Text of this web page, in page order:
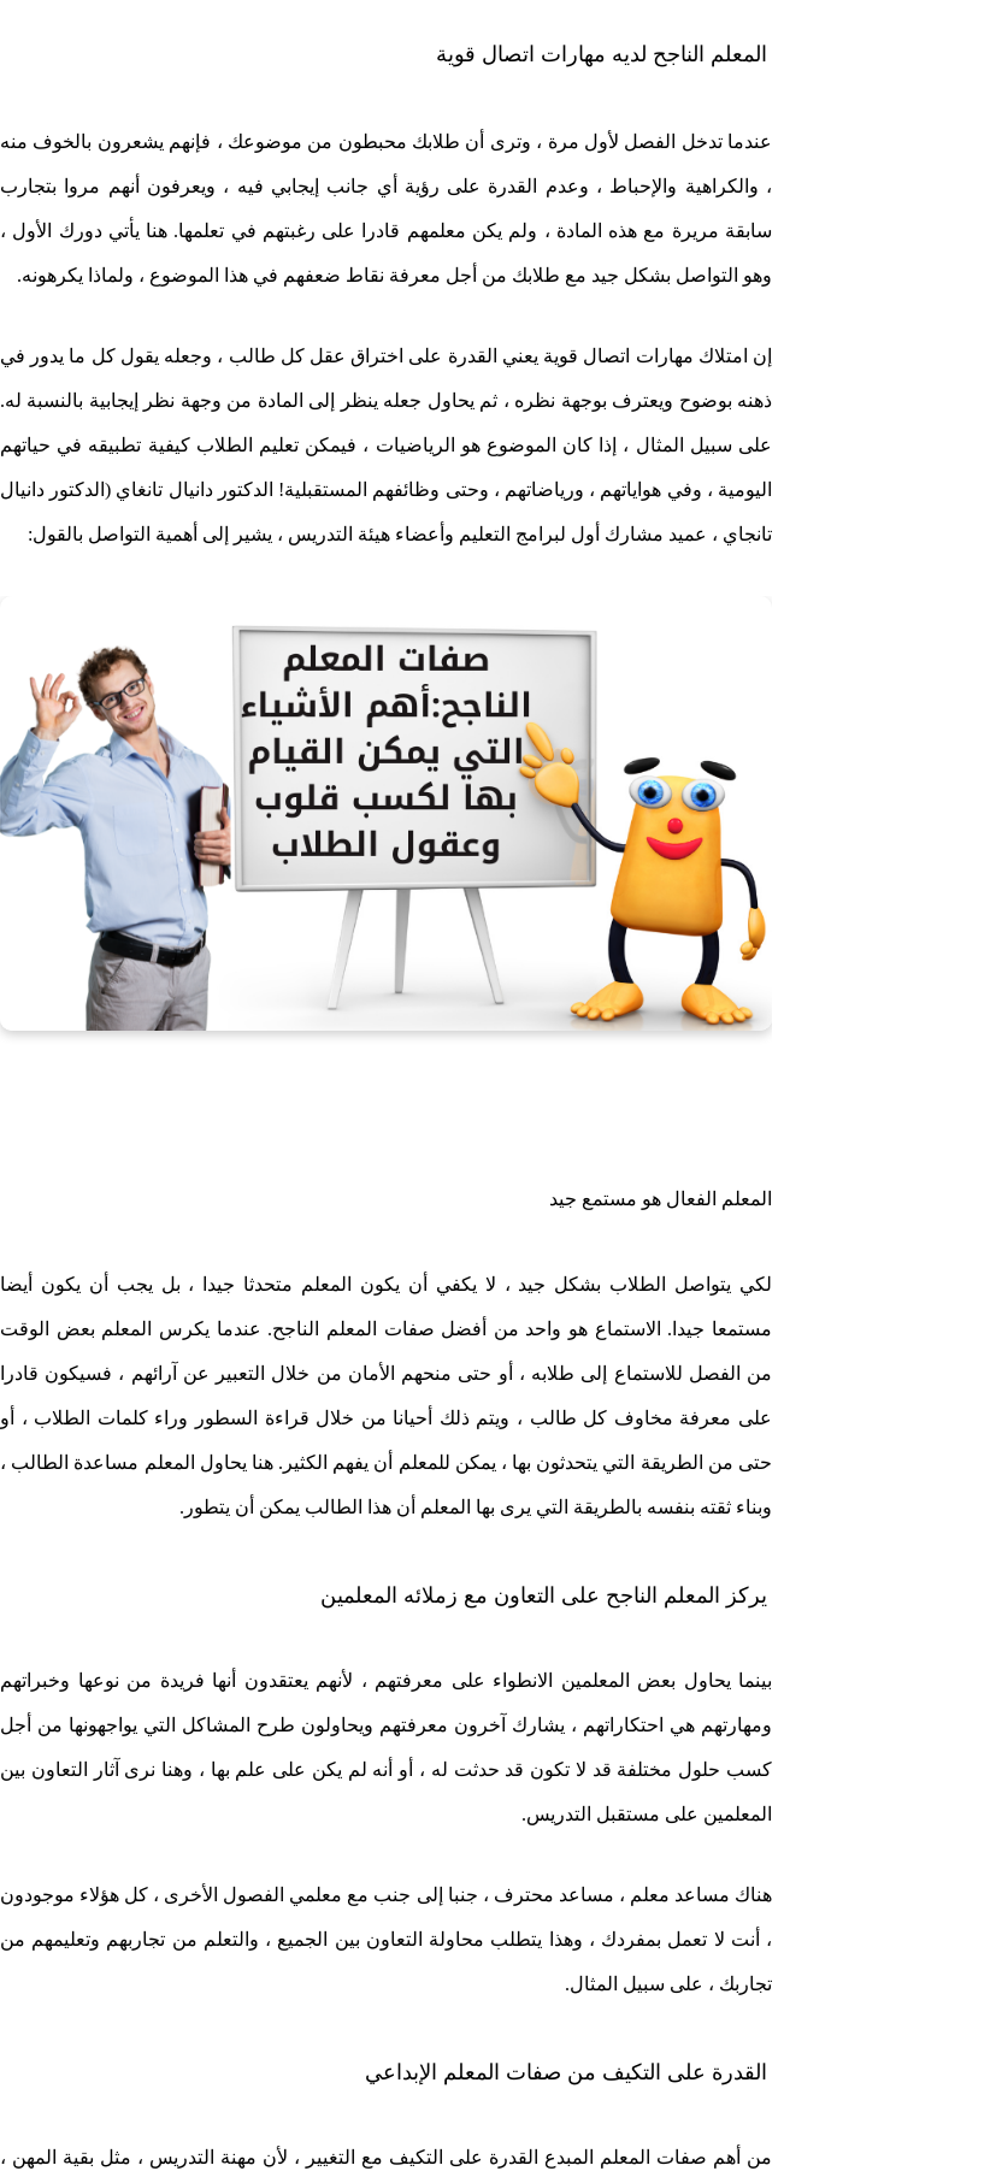
المعلم الناجح لديه مهارات اتصال قوية
عندما تدخل الفصل لأول مرة ، وترى أن طلابك محبطون من موضوعك ، فإنهم يشعرون بالخوف منه
، والكراهية والإحباط ، وعدم القدرة على رؤية أي جانب إيجابي فيه ، ويعرفون أنهم مروا بتجارب
سابقة مريرة مع هذه المادة ، ولم يكن معلمهم قادرا على رغبتهم في تعلمها. هنا يأتي دورك الأول ،
وهو التواصل بشكل جيد مع طلابك من أجل معرفة نقاط ضعفهم في هذا الموضوع ، ولماذا يكرهونه.
إن امتلاك مهارات اتصال قوية يعني القدرة على اختراق عقل كل طالب ، وجعله يقول كل ما يدور في
ذهنه بوضوح ويعترف بوجهة نظره ، ثم يحاول جعله ينظر إلى المادة من وجهة نظر إيجابية بالنسبة له.
على سبيل المثال ، إذا كان الموضوع هو الرياضيات ، فيمكن تعليم الطلاب كيفية تطبيقه في حياتهم
اليومية ، وفي هواياتهم ، ورياضاتهم ، وحتى وظائفهم المستقبلية! الدكتور دانيال تانغاي (الدكتور دانيال
تانجاي ، عميد مشارك أول لبرامج التعليم وأعضاء هيئة التدريس ، يشير إلى أهمية التواصل بالقول:
المعلم الفعال هو مستمع جيد
لكي يتواصل الطلاب بشكل جيد ، لا يكفي أن يكون المعلم متحدثا جيدا ، بل يجب أن يكون أيضا
مستمعا جيدا. الاستماع هو واحد من أفضل صفات المعلم الناجح. عندما يكرس المعلم بعض الوقت
من الفصل للاستماع إلى طلابه ، أو حتى منحهم الأمان من خلال التعبير عن آرائهم ، فسيكون قادرا
على معرفة مخاوف كل طالب ، ويتم ذلك أحيانا من خلال قراءة السطور وراء كلمات الطلاب ، أو
حتى من الطريقة التي يتحدثون بها ، يمكن للمعلم أن يفهم الكثير. هنا يحاول المعلم مساعدة الطالب ،
وبناء ثقته بنفسه بالطريقة التي يرى بها المعلم أن هذا الطالب يمكن أن يتطور .
يركز المعلم الناجح على التعاون مع زملائه المعلمين
بينما يحاول بعض المعلمين الانطواء على معرفتهم ، لأنهم يعتقدون أنها فريدة من نوعها وخبراتهم
ومهارتهم هي احتكاراتهم ، يشارك آخرون معرفتهم ويحاولون طرح المشاكل التي يواجهونها من أجل
كسب حلول مختلفة قد لا تكون قد حدثت له ، أو أنه لم يكن على علم بها ، وهنا نرى آثار التعاون بين
المعلمين على مستقبل التدريس.
هناك مساعد معلم ، مساعد محترف ، جنبا إلى جنب مع معلمي الفصول الأخرى ، كل هؤلاء موجودون
، أنت لا تعمل بمفردك ، وهذا يتطلب محاولة التعاون بين الجميع ، والتعلم من تجاربهم وتعليمهم من
تجاربك ، على سبيل المثال.
القدرة على التكيف من صفات المعلم الإبداعي
من أهم صفات المعلم المبدع القدرة على التكيف مع التغيير ، لأن مهنة التدريس ، مثل بقية المهن ،